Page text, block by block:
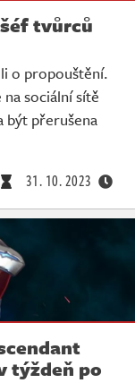
tvůrců
o propouštění.
sociální sítě
být přerušena
31. 10. 2023
týždeň po